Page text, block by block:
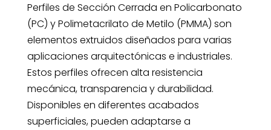
Perfiles de Sección Cerrada en Policarbonato
(PC) y Polimetacrilato de Metilo (PMMA) son
elementos extruidos diseñados para varias
aplicaciones arquitectónicas e industriales.
Estos perfiles ofrecen alta resistencia
mecánica, transparencia y durabilidad.
Disponibles en diferentes acabados
superficiales, pueden adaptarse a